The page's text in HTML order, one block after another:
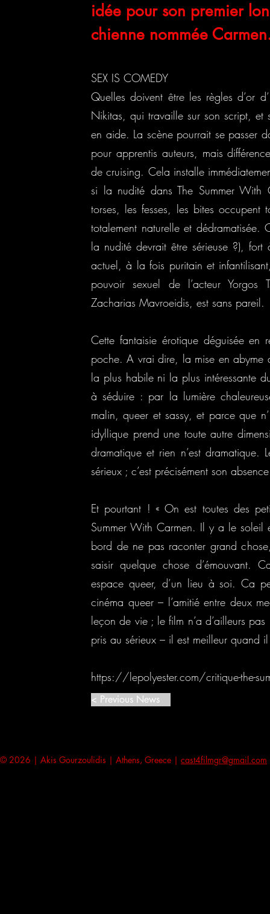
idée pour son premier
chienne nommée
SEX IS COMEDY
Quelles doivent être les règles d’or
Nikitas, qui travaille sur son script, et
en aide. La scène pourrait se passer
pour apprentis auteurs, mais
de cruising. Cela installe
si la nudité dans The Summer With
torses, les fesses, les bites
totalement naturelle et dédramatisée.
la nudité devrait être sérieuse ?),
actuel, à la fois puritain et
pouvoir sexuel de l’acteur Yorgos
Zacharias Mavroeidis, est sans pareil.
Cette fantaisie érotique déguisée
poche. A vrai dire, la mise en abyme
la plus habile ni la plus intéressante
à séduire : par la lumière
malin, queer et sassy, et parce que
idyllique prend une toute autre
dramatique et rien n’est dramatique.
sérieux ; c’est précisément son
Et pourtant ! « On est toutes des
Summer With Carmen. Il y a le soleil
bord de ne pas raconter grand
saisir quelque chose d’émouvant.
espace queer, d’un lieu à soi. Ca
cinéma queer – l’amitié entre deux
leçon de vie ; le film n’a d’ailleurs
pris au sérieux – il est meilleur quand
https://lepolyester.com/critique-the-
< Previous News
© 2026 | Akis Gourzoulidis | Athens, Greece | cast4filmgr@gmail.com